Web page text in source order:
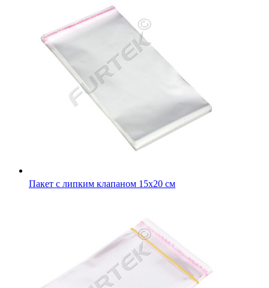
Пакет с липким клапаном 15х20 см